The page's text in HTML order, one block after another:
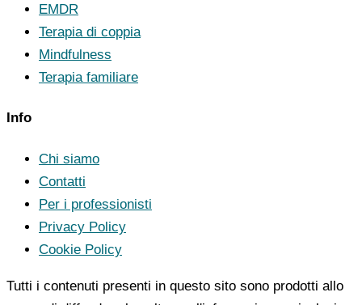
EMDR
Terapia di coppia
Mindfulness
Terapia familiare
Info
Chi siamo
Contatti
Per i professionisti
Privacy Policy
Cookie Policy
Tutti i contenuti presenti in questo sito sono prodotti allo